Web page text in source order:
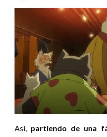
Así, partiendo de una